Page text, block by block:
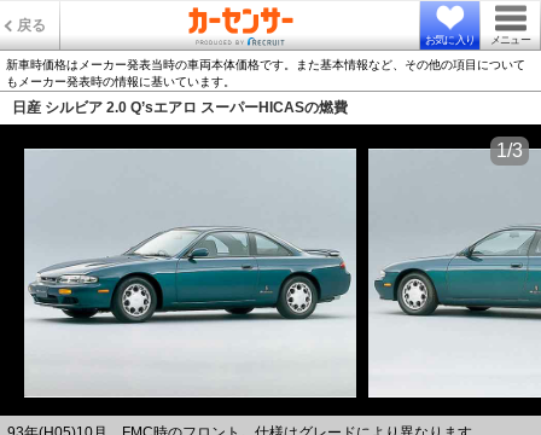
戻る
お気に入り メニュー
新車時価格はメーカー発表当時の車両本体価格です。また基本情報など、その他の項目について
もメーカー発表時の情報に基いています。
日産 シルビア 2.0 Q’sエアロ スーパーHICASの燃費
1/3